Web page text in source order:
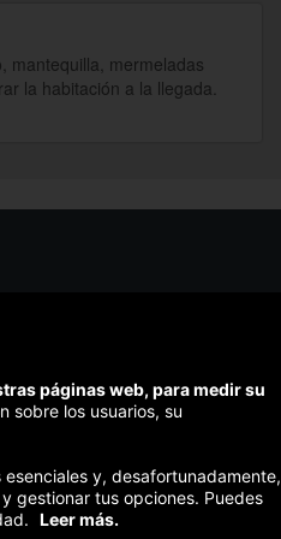
mantequilla, mermeladas
la habitación a la llegada.
en menos de 48h)
segura
páginas web, para medir su
sobre los usuarios, su
y, desafortunadamente,
gestionar tus opciones. Puedes
Leer más.